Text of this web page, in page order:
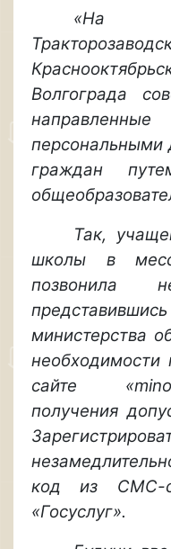
«На
Волгограда
граждан
Так,
школы в
позвонила
министерства
необходимости
сайте
получения
код из СМС-
«Госуслуг».